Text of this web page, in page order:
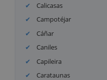
Calicasas
Campotéjar
Cáñar
Caniles
Capileira
Carataunas